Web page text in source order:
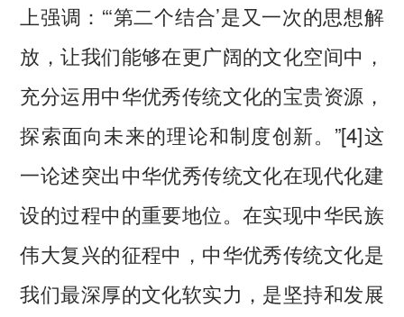
上强调：“‘第二个结合’是又一次的思想解
放，让我们能够在更广阔的文化空间中，
充分运用中华优秀传统文化的宝贵资源，
探索面向未来的理论和制度创新。”[4]这
一论述突出中华优秀传统文化在现代化建
设的过程中的重要地位。在实现中华民族
伟大复兴的征程中，中华优秀传统文化是
我们最深厚的文化软实力，是坚持和发展